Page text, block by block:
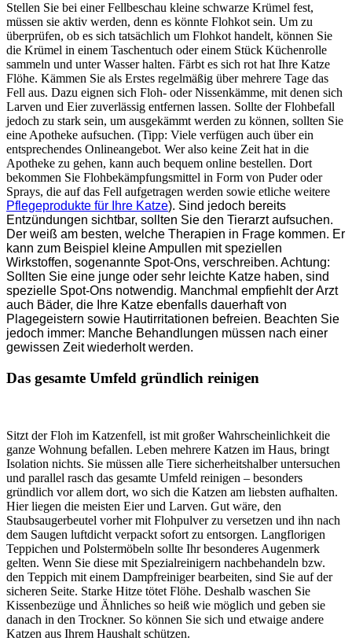
Stellen Sie bei einer Fellbeschau kleine schwarze Krümel fest,
müssen sie aktiv werden, denn es könnte Flohkot sein. Um zu
überprüfen, ob es sich tatsächlich um Flohkot handelt, können Sie
die Krümel in einem Taschentuch oder einem Stück Küchenrolle
sammeln und unter Wasser halten. Färbt es sich rot hat Ihre Katze
Flöhe. Kämmen Sie als Erstes regelmäßig über mehrere Tage das
Fell aus. Dazu eignen sich Floh- oder Nissenkämme, mit denen sich
Larven und Eier zuverlässig entfernen lassen. Sollte der Flohbefall
jedoch zu stark sein, um ausgekämmt werden zu können, sollten Sie
eine Apotheke aufsuchen. (Tipp: Viele verfügen auch über ein
entsprechendes Onlineangebot. Wer also keine Zeit hat in die
Apotheke zu gehen, kann auch bequem online bestellen. Dort
bekommen Sie Flohbekämpfungsmittel in Form von Puder oder
Sprays, die auf das Fell aufgetragen werden sowie etliche weitere
Pflegeprodukte für Ihre Katze). Sind jedoch bereits
Entzündungen sichtbar, sollten Sie den Tierarzt aufsuchen.
Der weiß am besten, welche Therapien in Frage kommen. Er
kann zum Beispiel kleine Ampullen mit speziellen
Wirkstoffen, sogenannte Spot-Ons, verschreiben. Achtung:
Sollten Sie eine junge oder sehr leichte Katze haben, sind
spezielle Spot-Ons notwendig. Manchmal empfiehlt der Arzt
auch Bäder, die Ihre Katze ebenfalls dauerhaft von
Plagegeistern sowie Hautirritationen befreien. Beachten Sie
jedoch immer: Manche Behandlungen müssen nach einer
gewissen Zeit wiederholt werden.
Das gesamte Umfeld gründlich reinigen
Sitzt der Floh im Katzenfell, ist mit großer Wahrscheinlichkeit die
ganze Wohnung befallen. Leben mehrere Katzen im Haus, bringt
Isolation nichts. Sie müssen alle Tiere sicherheitshalber untersuchen
und parallel rasch das gesamte Umfeld reinigen – besonders
gründlich vor allem dort, wo sich die Katzen am liebsten aufhalten.
Hier liegen die meisten Eier und Larven. Gut wäre, den
Staubsaugerbeutel vorher mit Flohpulver zu versetzen und ihn nach
dem Saugen luftdicht verpackt sofort zu entsorgen. Langflorigen
Teppichen und Polstermöbeln sollte Ihr besonderes Augenmerk
gelten. Wenn Sie diese mit Spezialreinigern nachbehandeln bzw.
den Teppich mit einem Dampfreiniger bearbeiten, sind Sie auf der
sicheren Seite. Starke Hitze tötet Flöhe. Deshalb waschen Sie
Kissenbezüge und Ähnliches so heiß wie möglich und geben sie
danach in den Trockner. So können Sie sich und etwaige andere
Katzen aus Ihrem Haushalt schützen.